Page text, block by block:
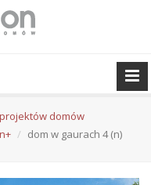
domów
dom w gaurach 4 (n)